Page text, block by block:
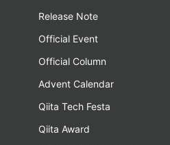
Release Note
Official Event
Official Column
Advent Calendar
Qiita Tech Festa
Qiita Award